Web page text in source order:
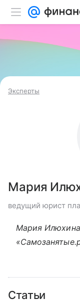
Эксперты
Мария
ведущий юрист
Мария
Статьи